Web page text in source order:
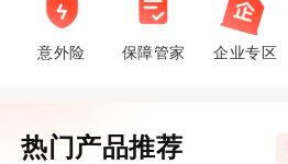
意外险 保障管家 企业专区
热门产品推荐